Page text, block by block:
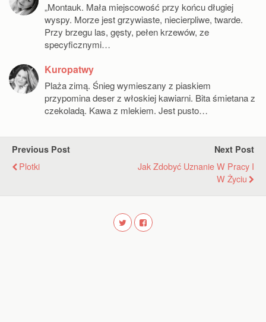
„Montauk. Mała miejscowość przy końcu długiej
wyspy. Morze jest grzywiaste, niecierpliwe, twarde.
Przy brzegu las, gęsty, pełen krzewów, ze
specyficznymi…
Kuropatwy
Plaża zimą. Śnieg wymieszany z piaskiem
przypomina deser z włoskiej kawiarni. Bita śmietana z
czekoladą. Kawa z mlekiem. Jest pusto…
Previous Post
Plotki
Next Post
Jak Zdobyć Uznanie W Pracy I
W Życiu